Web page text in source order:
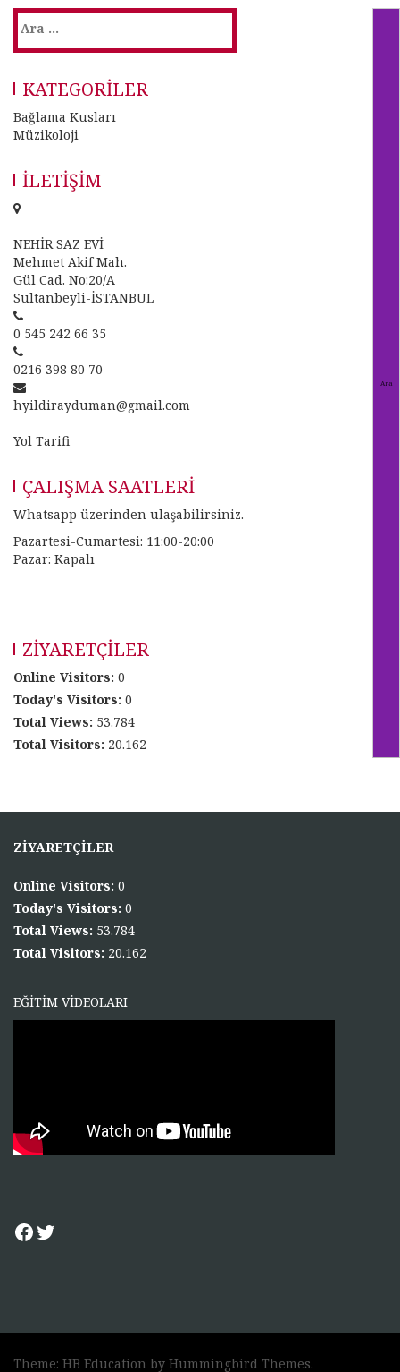
Arama:
KATEGORILER
Bağlama Kusları
Müzikoloji
İLETIŞIM
NEHİR SAZ EVİ
Mehmet Akif Mah.
Gül Cad. No:20/A
Sultanbeyli-İSTANBUL
0 545 242 66 35
0216 398 80 70
hyildirayduman@gmail.com
Yol Tarifi
ÇALIŞMA SAATLERI
Whatsapp üzerinden ulaşabilirsiniz.
Pazartesi-Cumartesi: 11:00-20:00
Pazar: Kapalı
ZIYARETÇILER
Online Visitors: 0
Today's Visitors: 0
Total Views: 53.784
Total Visitors: 20.162
ZIYARETÇILER
Online Visitors: 0
Today's Visitors: 0
Total Views: 53.784
Total Visitors: 20.162
EĞİTİM VİDEOLARI
Facebook
Twitter
Theme: HB Education by Hummingbird Themes.